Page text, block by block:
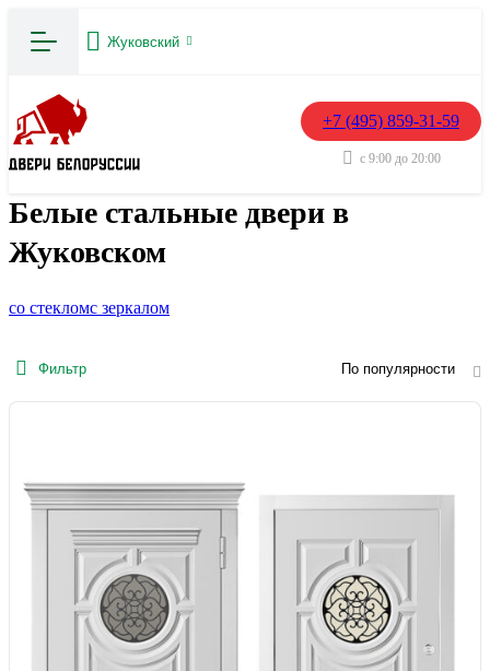
Жуковский
+7 (495) 859-31-59
с 9:00 до 20:00
Белые стальные двери в
Жуковском
со стекломс зеркалом
Фильтр По популярности